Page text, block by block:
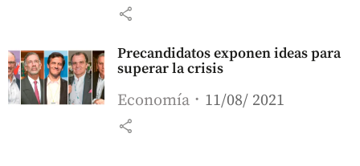
share
Precandidatos exponen ideas para
superar la crisis
Economía 11/08/ 2021
share